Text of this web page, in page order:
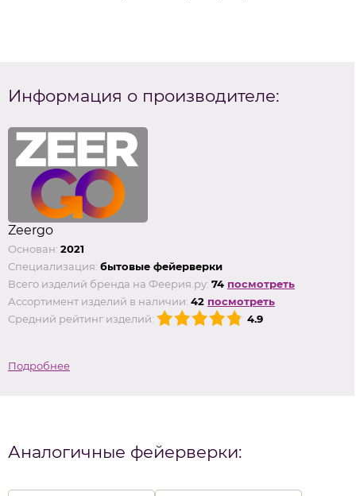
Информация о производителе:
Zeergo
Основан: 2021
Специализация: бытовые фейерверки
Всего изделий бренда на Феерия.ру: 74 посмотреть
Ассортимент изделий в наличии: 42 посмотреть
Средний рейтинг изделий:
4.9
Подробнее
Аналогичные фейерверки: